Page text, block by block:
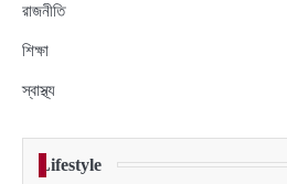
রাজনীতি
শিক্ষা
স্বাস্থ্য
Lifestyle